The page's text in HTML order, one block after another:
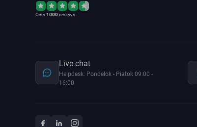
Over1000reviews
Live chat
Helpdesk: Pondelok - Piatok 09:00 -
16:00